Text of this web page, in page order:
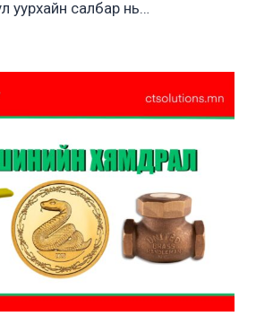
уурхайн салбар нь…